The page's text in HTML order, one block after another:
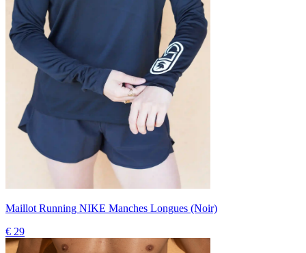
Maillot Running NIKE Manches Longues (Noir)
€ 29